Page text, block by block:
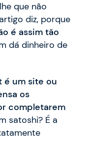
que não
diz, porque
é assim tão
dá dinheiro de
é um site ou
os
completarem
satoshi? É a